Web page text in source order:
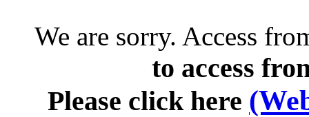
We are sorry. Access
to access
Please click here